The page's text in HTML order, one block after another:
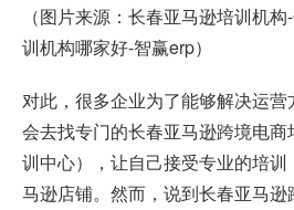
（图片来源：长春亚马逊培训机
训机构哪家好-智赢erp）
对此，很多企业为了能够解决运
会去找专门的长春亚马逊跨境电
训中心），让自己接受专业的培
马逊店铺。然而，说到长春亚马